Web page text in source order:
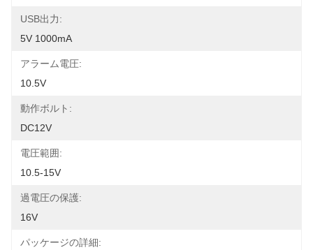
USB出力:
5V 1000mA
アラーム電圧:
10.5V
動作ボルト:
DC12V
電圧範囲:
10.5-15V
過電圧の保護:
16V
パッケージの詳細: